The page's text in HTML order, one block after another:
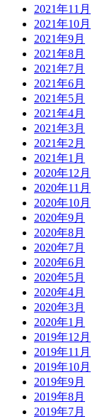
2021年11月
2021年10月
2021年9月
2021年8月
2021年7月
2021年6月
2021年5月
2021年4月
2021年3月
2021年2月
2021年1月
2020年12月
2020年11月
2020年10月
2020年9月
2020年8月
2020年7月
2020年6月
2020年5月
2020年4月
2020年3月
2020年1月
2019年12月
2019年11月
2019年10月
2019年9月
2019年8月
2019年7月